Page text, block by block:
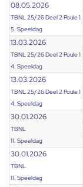
08.05.2026
TBNL 25/26 Deel 2 Poule 1
5. Speeldag
13.03.2026
TBNL 25/26 Deel 2 Poule 1
4. Speeldag
13.03.2026
TBNL 25/26 Deel 2 Poule 1
4. Speeldag
30.01.2026
TBNL
11. Speeldag
30.01.2026
TBNL
11. Speeldag